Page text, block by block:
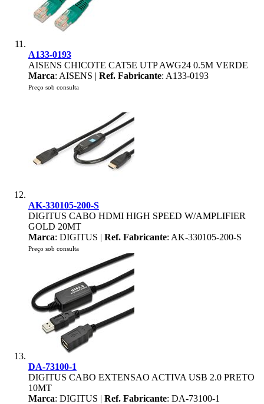
A133-0193
AISENS CHICOTE CAT5E UTP AWG24 0.5M VERDE
Marca: AISENS | Ref. Fabricante: A133-0193
Preço sob consulta
AK-330105-200-S
DIGITUS CABO HDMI HIGH SPEED W/AMPLIFIER
GOLD 20MT
Marca: DIGITUS | Ref. Fabricante: AK-330105-200-S
Preço sob consulta
DA-73100-1
DIGITUS CABO EXTENSAO ACTIVA USB 2.0 PRETO
10MT
Marca: DIGITUS | Ref. Fabricante: DA-73100-1